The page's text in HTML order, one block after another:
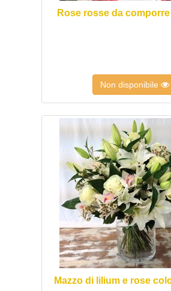
Rose rosse da
Non disponibile
Mazzo di lilium e rose